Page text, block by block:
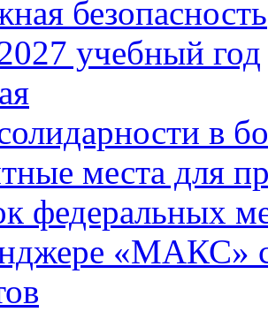
безопасность
учебный год
в
места для
федеральных
«МАКС» с